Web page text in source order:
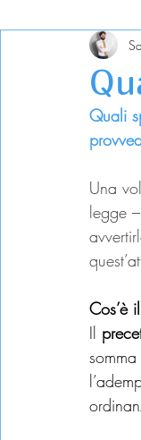
Quali
Una
legge
Cos’è
Il